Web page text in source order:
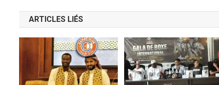
de
l’article
ARTICLES LIÉS